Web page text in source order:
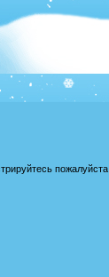
пожалуйста.